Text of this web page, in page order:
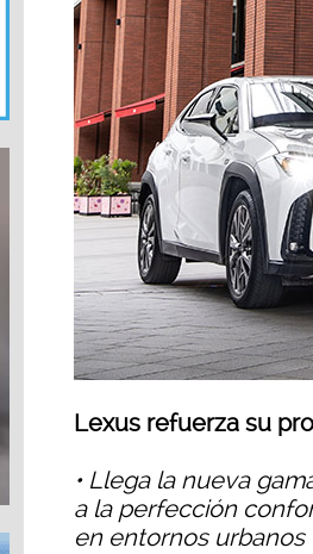
Lexus refuerza su
• Llega la nueva
a la perfección
en entornos